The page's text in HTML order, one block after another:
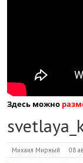
Здесь можно
Михаил Мирный 08